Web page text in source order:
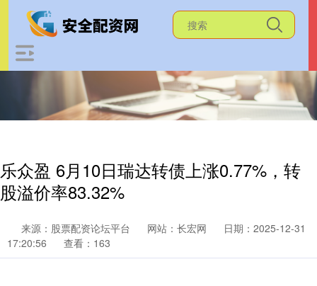
乐众盈 6月10日瑞达转债上涨0.77%，转
股溢价率83.32%
来源：股票配资论坛平台 网站：长宏网
日期：2025-12-31
17:20:56
查看：163